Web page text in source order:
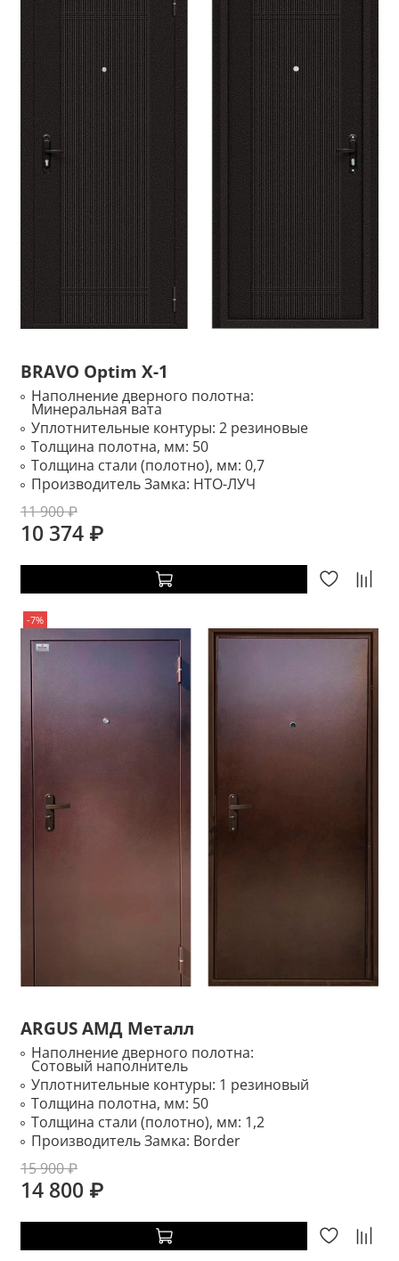
BRAVO Optim X-1
Наполнение дверного полотна:
Минеральная вата
Уплотнительные контуры: 2 резиновые
Толщина полотна, мм: 50
Толщина стали (полотно), мм: 0,7
Производитель Замка: НТО-ЛУЧ
11 900 ₽
10 374 ₽
-7%
ARGUS АМД Металл
Наполнение дверного полотна:
Сотовый наполнитель
Уплотнительные контуры: 1 резиновый
Толщина полотна, мм: 50
Толщина стали (полотно), мм: 1,2
Производитель Замка: Border
15 900 ₽
14 800 ₽